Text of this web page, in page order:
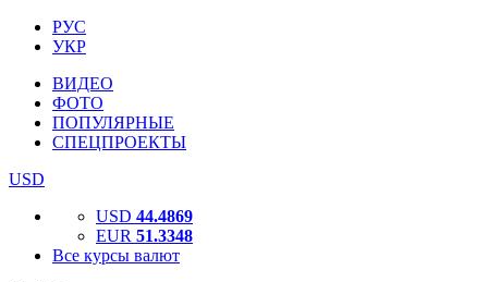
РУС
УКР
ВИДЕО
ФОТО
ПОПУЛЯРНЫЕ
СПЕЦПРОЕКТЫ
USD
USD 44.4869
EUR 51.3348
Все курсы валют